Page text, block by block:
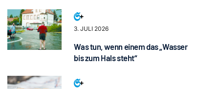
3. JULI 2026
Was tun, wenn einem das „Wasser
bis zum Hals steht“